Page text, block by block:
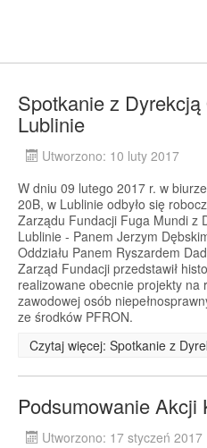
Spotkanie z
Lublinie
Utworzono: 10 luty 2017
W dniu 09 lutego 2017 r. w
20B, w Lublinie odbyło się
Zarządu Fundacji Fuga Mundi z
Lublinie - Panem Jerzym
Oddziału Panem Ryszardem
Zarząd Fundacji przedstawił
realizowane obecnie projekty na
zawodowej osób
ze środków PFRON.
Czytaj więcej: Spotkanie z
Podsumowanie Akcji
Utworzono: 17 styczeń 2017